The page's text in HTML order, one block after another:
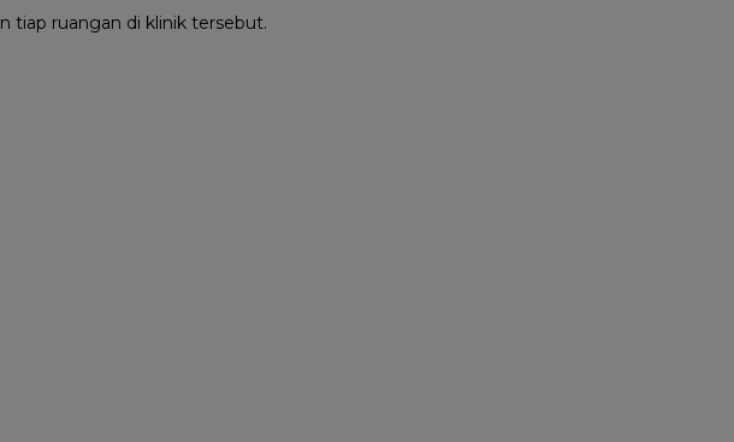
tiap ruangan di klinik tersebut.